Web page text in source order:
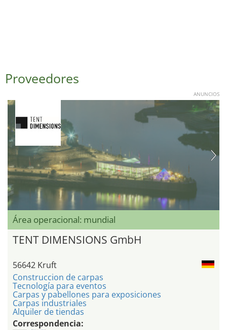
Proveedores
ANUNCIOS
Área operacional: mundial
TENT DIMENSIONS GmbH
56642 Kruft
Construccion de carpas
Tecnología para eventos
Carpas y pabellones para exposiciones
Carpas industriales
Alquiler de tiendas
Correspondencia: